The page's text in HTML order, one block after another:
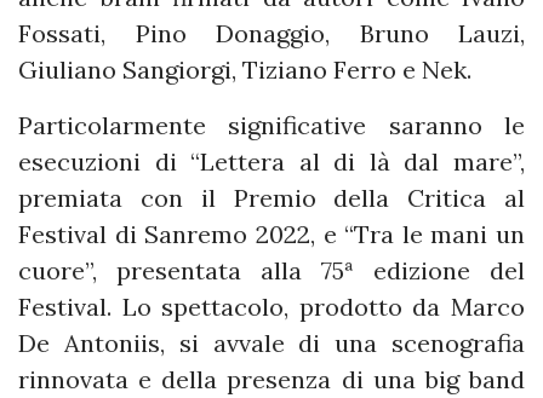
Fossati, Pino Donaggio, Bruno Lauzi,
Giuliano Sangiorgi, Tiziano Ferro e Nek.
Particolarmente significative saranno le
esecuzioni di “Lettera al di là dal mare”,
premiata con il Premio della Critica al
Festival di Sanremo 2022, e “Tra le mani un
cuore”, presentata alla 75ª edizione del
Festival. Lo spettacolo, prodotto da Marco
De Antoniis, si avvale di una scenografia
rinnovata e della presenza di una big band